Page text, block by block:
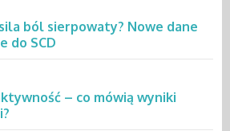
ból sierpowaty? Nowe dane
do SCD
– co mówią wyniki